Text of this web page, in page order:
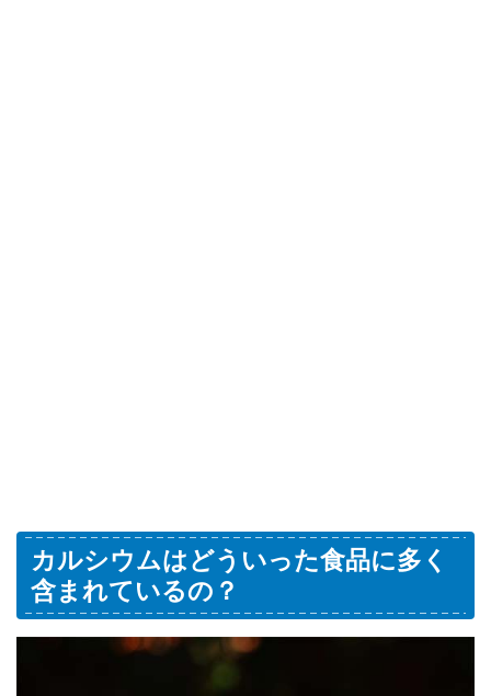
カルシウムはどういった食品に多く
含まれているの？